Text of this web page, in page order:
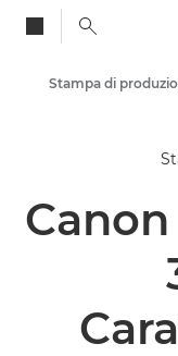
Soluzioni e servizi
Prodotti per le
Stampa di